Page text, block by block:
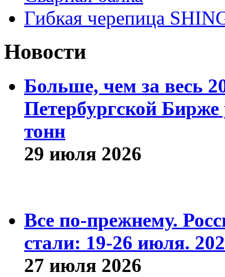
Гибкая черепица
Новости
Больше, чем за весь
Петербургской
тонн
29 июля 2026
Все по-прежнему.
стали: 19-26 июля.
27 июля 2026